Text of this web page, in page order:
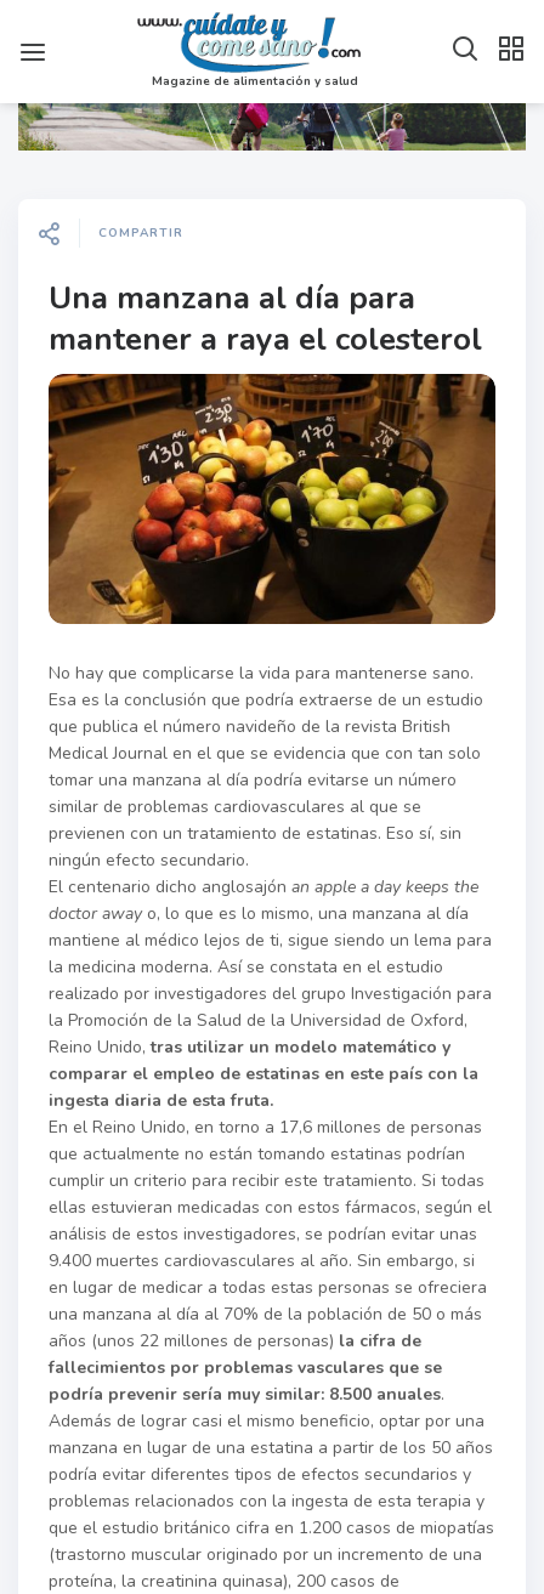
Magazine de alimentación y salud
COMPARTIR
Una manzana al día para
mantener a raya el colesterol
No hay que complicarse la vida para mantenerse sano.
Esa es la conclusión que podría extraerse de un estudio
que publica el número navideño de la revista British
Medical Journal en el que se evidencia que con tan solo
tomar una manzana al día podría evitarse un número
similar de problemas cardiovasculares al que se
previenen con un tratamiento de estatinas. Eso sí, sin
ningún efecto secundario.
El centenario dicho anglosajón an apple a day keeps the
doctor awayo, lo que es lo mismo, una manzana al día
mantiene al médico lejos de ti, sigue siendo un lema para
la medicina moderna. Así se constata en el estudio
realizado por investigadores del grupo Investigación para
la Promoción de la Salud de la Universidad de Oxford,
Reino Unido, tras utilizar un modelo matemático y
comparar el empleo de estatinas en este país con la
ingesta diaria de esta fruta.
En el Reino Unido, en torno a 17,6 millones de personas
que actualmente no están tomando estatinas podrían
cumplir un criterio para recibir este tratamiento. Si todas
ellas estuvieran medicadas con estos fármacos, según el
análisis de estos investigadores, se podrían evitar unas
9.400 muertes cardiovasculares al año. Sin embargo, si
en lugar de medicar a todas estas personas se ofreciera
una manzana al día al 70% de la población de 50 o más
años (unos 22 millones de personas) la cifra de
fallecimientos por problemas vasculares que se
podría prevenir sería muy similar: 8.500 anuales.
Además de lograr casi el mismo beneficio, optar por una
manzana en lugar de una estatina a partir de los 50 años
podría evitar diferentes tipos de efectos secundarios y
problemas relacionados con la ingesta de esta terapia y
que el estudio británico cifra en 1.200 casos de miopatías
(trastorno muscular originado por un incremento de una
proteína, la creatinina quinasa), 200 casos de